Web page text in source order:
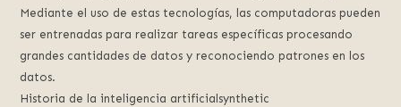
Mediante el uso de estas tecnologías, las computadoras pueden
ser entrenadas para realizar tareas específicas procesando
grandes cantidades de datos y reconociendo patrones en los
datos.
Historia de la inteligencia artificialsynthetic